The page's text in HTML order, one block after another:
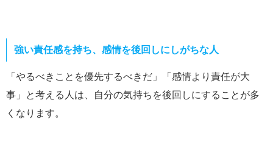
強い責任感を持ち、感情を後回しにしがちな人
「やるべきことを優先するべきだ」「感情より責任が大
事」と考える人は、自分の気持ちを後回しにすることが多
くなります。